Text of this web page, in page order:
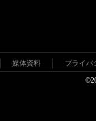
媒体資料 プライバ